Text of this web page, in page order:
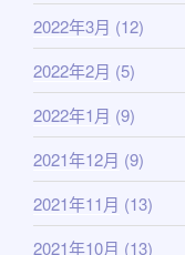
2022年3月 (12)
2022年2月 (5)
2022年1月 (9)
2021年12月 (9)
2021年11月 (13)
2021年10月 (13)